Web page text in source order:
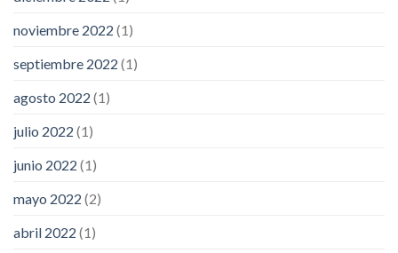
noviembre 2022 (1)
septiembre 2022 (1)
agosto 2022 (1)
julio 2022 (1)
junio 2022 (1)
mayo 2022 (2)
abril 2022 (1)